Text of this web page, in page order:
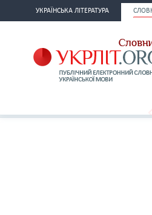
УКРАЇНСЬКА ЛІТЕРАТУРА